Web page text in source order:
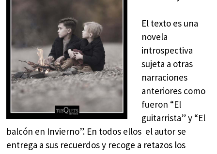
El texto es una
novela
introspectiva
sujeta a otras
narraciones
anteriores como
fueron “El
guitarrista” y “El
balcón en Invierno”. En todos ellos el autor se
entrega a sus recuerdos y recoge a retazos los